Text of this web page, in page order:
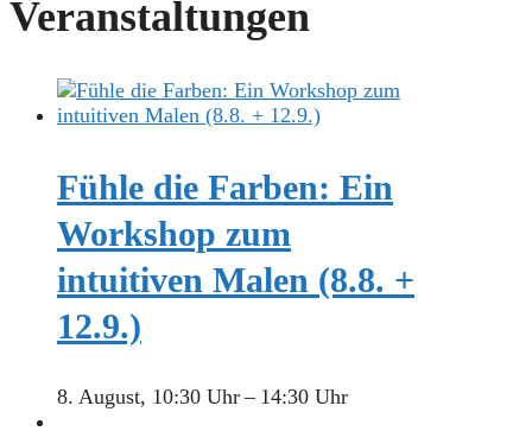
Veranstaltungen
Fühle die Farben: Ein
Workshop zum
intuitiven Malen (8.8. +
12.9.)
8. August, 10:30 Uhr– 14:30 Uhr